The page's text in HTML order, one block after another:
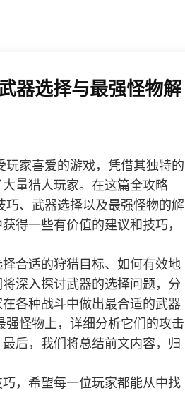
器选择与最强怪物解
玩家喜爱的游戏，凭借其独特的
量猎人玩家。在这篇全攻略
巧、武器选择以及最强怪物的解
得一些有价值的建议和技巧，
合适的狩猎目标、如何有效地
深入探讨武器的选择问题，分
各种战斗中做出最合适的武器
怪物上，详细分析它们的攻击
后，我们将总结前文内容，归
，希望每一位玩家都能从中找